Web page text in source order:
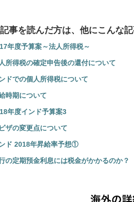
事を読んだ方は、他にこんな
年度予算案～法人所得税～
所得税の確定申告後の還付について
ドでの個人所得税について
時期について
年度インド予算案3
ザの変更点について
ド 2018年昇給率予想①
の定期預金利息には税金がかかるのか？